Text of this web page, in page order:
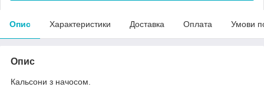
Опис Характеристики Доставка Оплата Умови
Опис
Кальсони з начосом.